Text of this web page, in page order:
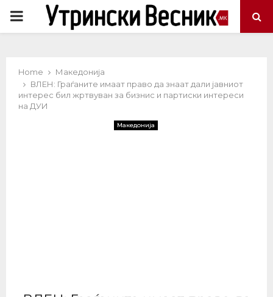
PRIMARY
Home
Македонија
ВЛЕН: Граѓаните имаат право да знаат дали јавниот
интерес бил жртвуван за бизнис и партиски интереси
на ДУИ
Македонија